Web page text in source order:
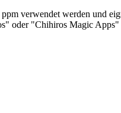
verwendet werden und
oder "Chihiros Magic